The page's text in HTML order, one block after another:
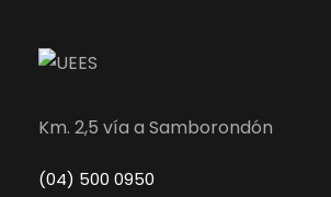
Km. 2,5 vía a Samborondón
(04) 500 0950